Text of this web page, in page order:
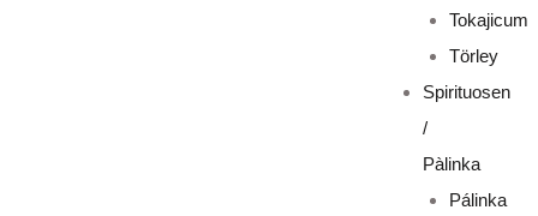
Tokajicum
Törley
Spirituosen
/
Pàlinka
Pálinka